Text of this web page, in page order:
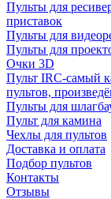
Пульты для
приставок
Пульты для
Пульты для
Очки 3D
Пульт IRC-самый
пультов,
Пульты для
Пульт для камина
Чехлы для пультов
Доставка и оплата
Подбор пультов
Контакты
Отзывы